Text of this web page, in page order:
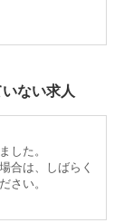
ない求人
した。
合は、しばらく
さい。